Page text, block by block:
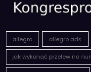
allegro allegro ads
natychmiastowy przelew
postepowanie cywilne